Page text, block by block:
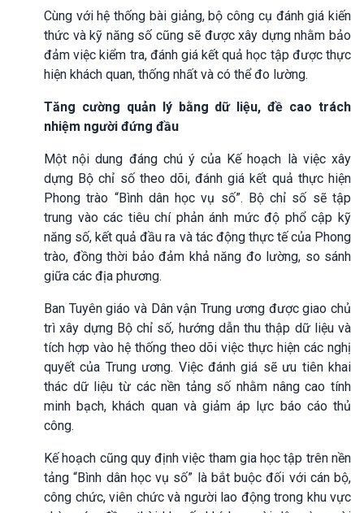
Cùng với hệ thống bài giảng, bộ công cụ đánh giá kiến
thức và kỹ năng số cũng sẽ được xây dựng nhằm bảo
đảm việc kiểm tra, đánh giá kết quả học tập được thực
hiện khách quan, thống nhất và có thể đo lường.
Tăng cường quản lý bằng dữ liệu, đề cao trách
nhiệm người đứng đầu
Một nội dung đáng chú ý của Kế hoạch là việc xây
dựng Bộ chỉ số theo dõi, đánh giá kết quả thực hiện
Phong trào “Bình dân học vụ số”. Bộ chỉ số sẽ tập
trung vào các tiêu chí phản ánh mức độ phổ cập kỹ
năng số, kết quả đầu ra và tác động thực tế của Phong
trào, đồng thời bảo đảm khả năng đo lường, so sánh
giữa các địa phương.
Ban Tuyên giáo và Dân vận Trung ương được giao chủ
trì xây dựng Bộ chỉ số, hướng dẫn thu thập dữ liệu và
tích hợp vào hệ thống theo dõi việc thực hiện các nghị
quyết của Trung ương. Việc đánh giá sẽ ưu tiên khai
thác dữ liệu từ các nền tảng số nhằm nâng cao tính
minh bạch, khách quan và giảm áp lực báo cáo thủ
công.
Kế hoạch cũng quy định việc tham gia học tập trên nền
tảng “Bình dân học vụ số” là bắt buộc đối với cán bộ,
công chức, viên chức và người lao động trong khu vực